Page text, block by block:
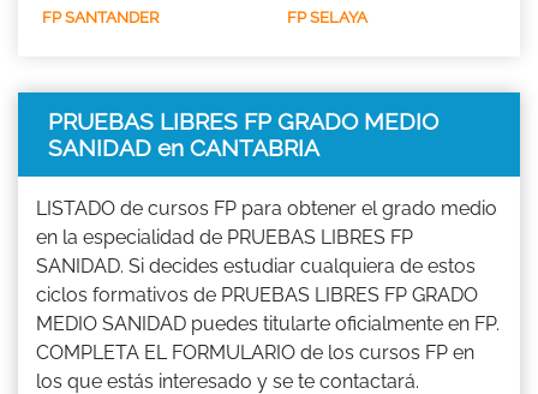
FP SANTANDER FP SELAYA
PRUEBAS LIBRES FP GRADO MEDIO
SANIDAD en CANTABRIA
LISTADO de cursos FP para obtener el grado medio
en la especialidad de PRUEBAS LIBRES FP
SANIDAD. Si decides estudiar cualquiera de estos
ciclos formativos de PRUEBAS LIBRES FP GRADO
MEDIO SANIDAD puedes titularte oficialmente en FP.
COMPLETA EL FORMULARIO de los cursos FP en
los que estás interesado y se te contactará.